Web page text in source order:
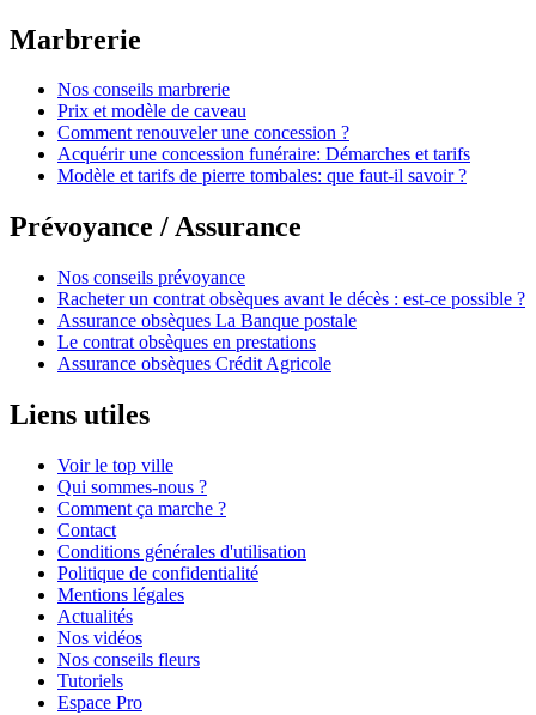
Marbrerie
Nos conseils marbrerie
Prix et modèle de caveau
Comment renouveler une concession ?
Acquérir une concession funéraire: Démarches et tarifs
Modèle et tarifs de pierre tombales: que faut-il savoir ?
Prévoyance / Assurance
Nos conseils prévoyance
Racheter un contrat obsèques avant le décès : est-ce possible ?
Assurance obsèques La Banque postale
Le contrat obsèques en prestations
Assurance obsèques Crédit Agricole
Liens utiles
Voir le top ville
Qui sommes-nous ?
Comment ça marche ?
Contact
Conditions générales d'utilisation
Politique de confidentialité
Mentions légales
Actualités
Nos vidéos
Nos conseils fleurs
Tutoriels
Espace Pro